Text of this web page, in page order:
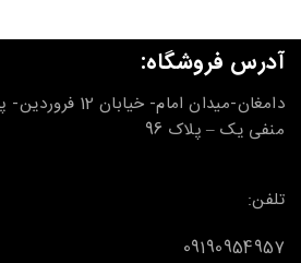
آدرس فروشگاه:
دامغان-میدان امام-
منفی یک – پلاک 96
تلفن:
09190954957